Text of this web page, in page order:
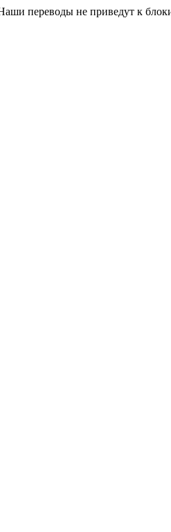
переводы не приведут к